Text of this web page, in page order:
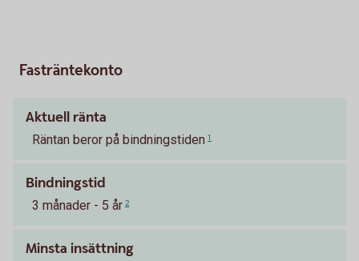
Fasträntekonto
Aktuell ränta
Räntan beror på bindningstiden 1
Bindningstid
3 månader - 5 år 2
Minsta insättning